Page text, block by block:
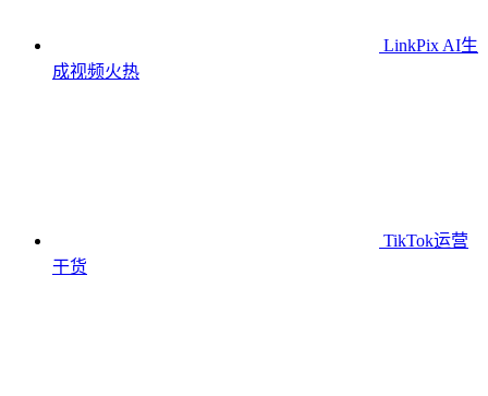
LinkPix AI生
成视频火热
TikTok运营
干货